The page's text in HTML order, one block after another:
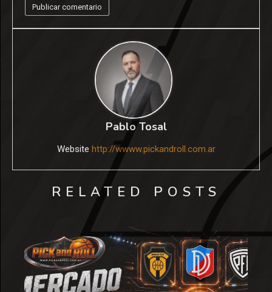
Pablo Tosal
Website http://wwww.pickandroll.com.ar
RELATED POSTS